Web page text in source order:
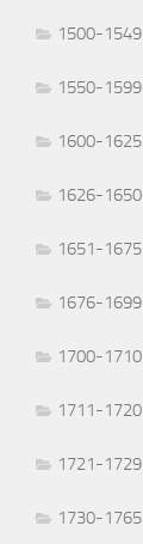
1500-1549
1550-1599
1600-1625
1626-1650
1651-1675
1676-1699
1700-1710
1711-1720
1721-1729
1730-1765